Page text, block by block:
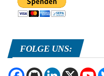
FOLGE UNS: